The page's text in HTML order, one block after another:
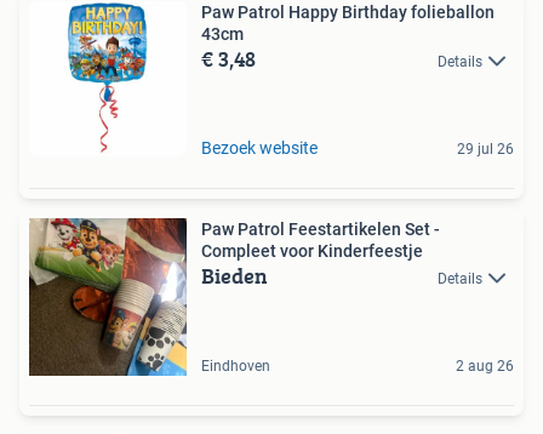
Paw Patrol Happy Birthday folieballon
43cm
€ 3,48 Details
Bezoek website 29 jul 26
Paw Patrol Feestartikelen Set -
Compleet voor Kinderfeestje
Bieden Details
Eindhoven 2 aug 26